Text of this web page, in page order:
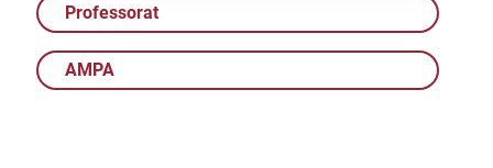
Professorat
AMPA